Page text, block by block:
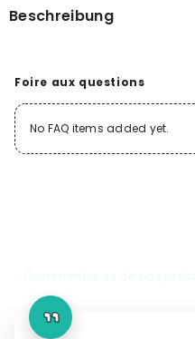
Beschreibung
Foire aux questions
No FAQ items added yet.